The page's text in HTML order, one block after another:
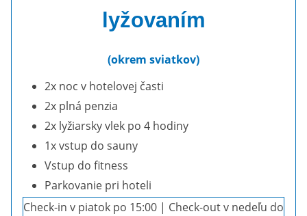
lyžovaním
(okrem sviatkov)
2x noc v hotelovej časti
2x plná penzia
2x lyžiarsky vlek po 4 hodiny
1x vstup do sauny
Vstup do fitness
Parkovanie pri hoteli
Check-in v piatok po 15:00 | Check-out v nedeľu do